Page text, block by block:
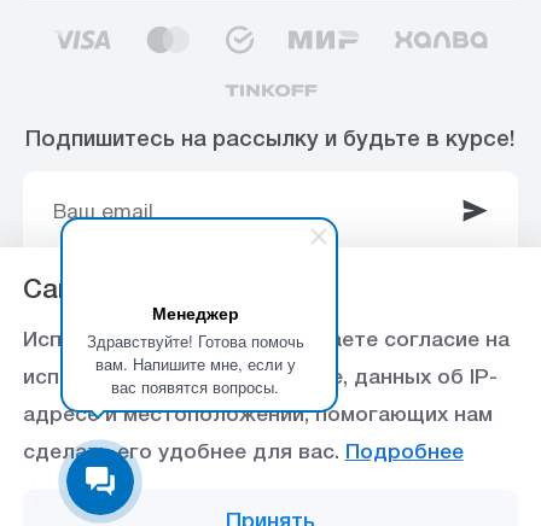
Менеджер
Здравствуйте! Готова помочь
вам. Напишите мне, если у
вас появятся вопросы.
Подпишитесь на рассылку и будьте в курсе!
© 2003-2025 Интернет-магазин ООО
«Стройоптторг» р/с 40702810360000102415 в
Ставропольское отделение №5230 ПАО Сбербанк,
БИК 040702615
Политика конфиденциальности
Сайт использует Cookie
Используя данный сайт, вы даете согласие на
использование файлов cookie, данных об IP-
адресе и местоположении, помогающих нам
сделать его удобнее для вас. Подробнее